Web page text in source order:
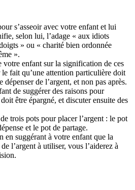
s’asseoir avec votre enfant et lui
selon lui, l’adage « aux idiots
» ou « charité bien ordonnée
».
votre enfant sur la signification de ces
le fait qu’une attention particulière doit
dépenser de l’argent, et non pas après.
de suggérer des raisons pour
être épargné, et discuter ensuite des
trois pots pour placer l’argent : le pot
et le pot de partage.
en suggérant à votre enfant que la
l’argent à utiliser, vous l’aiderez à